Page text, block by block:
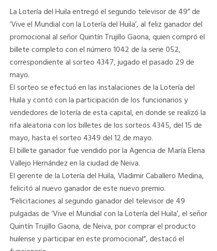
La Lotería del Huila entregó el segundo televisor de 49” de
‘Vive el Mundial con la Lotería del Huila’, al feliz ganador del
promocional al señor Quintín Trujillo Gaona, quien compró el
billete completo con el número 1042 de la serie 052,
correspondiente al sorteo 4347, jugado el pasado 29 de
mayo.
El sorteo se efectuó en las instalaciones de la Lotería del
Huila y contó con la participación de los funcionarios y
vendedores de lotería de esta capital, en donde se realizó la
rifa aleatoria con los billetes de los sorteos 4345, del 15 de
mayo, hasta el sorteo 4349 del 12 de mayo.
El billete ganador fue vendido por la Agencia de María Elena
Vallejo Hernández en la ciudad de Neiva.
El gerente de la Lotería del Huila, Vladimir Caballero Medina,
felicitó al nuevo ganador de este nuevo premio.
“Felicitaciones al segundo ganador del televisor de 49
pulgadas de ‘Vive el Mundial con la Lotería del Huila’, el señor
Quintín Trujillo Gaona, de Neiva, por comprar el producto
huilense y participar en este promocional”, destacó el